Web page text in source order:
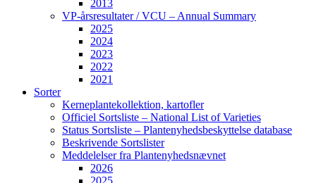
2013
VP-årsresultater / VCU – Annual Summary
2025
2024
2023
2022
2021
Sorter
Kerneplantekollektion, kartofler
Officiel Sortsliste – National List of Varieties
Status Sortsliste – Plantenyhedsbeskyttelse database
Beskrivende Sortslister
Meddelelser fra Plantenyhedsnævnet
2026